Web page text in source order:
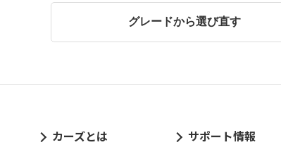
グレードから選び直す
カーズとは
サポート情報